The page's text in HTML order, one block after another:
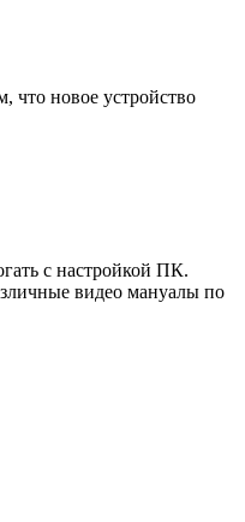
что новое устройство
с настройкой ПК.
видео мануалы по